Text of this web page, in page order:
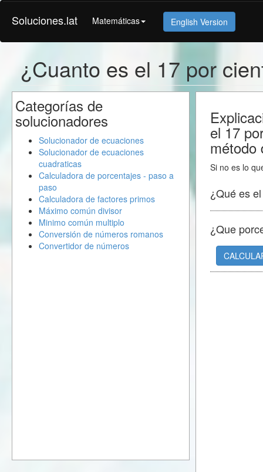
Soluciones.lat Matemáticas English Version
¿Cuanto es el 17 por
el 17
método
Si no es lo
¿Qué es
¿Que
Categorías de
solucionadores
Solucionador de ecuaciones
Solucionador de ecuaciones
cuadraticas
Calculadora de porcentajes - paso a
paso
Calculadora de factores primos
Máximo común divisor
Minimo común multiplo
Conversión de números romanos
Convertidor de números